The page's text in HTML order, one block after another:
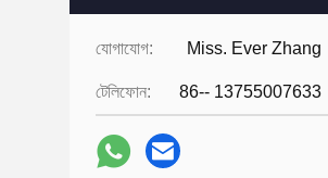
যোগাযোগ: Miss. Ever Zhang
টেলিফোন: 86-- 13755007633